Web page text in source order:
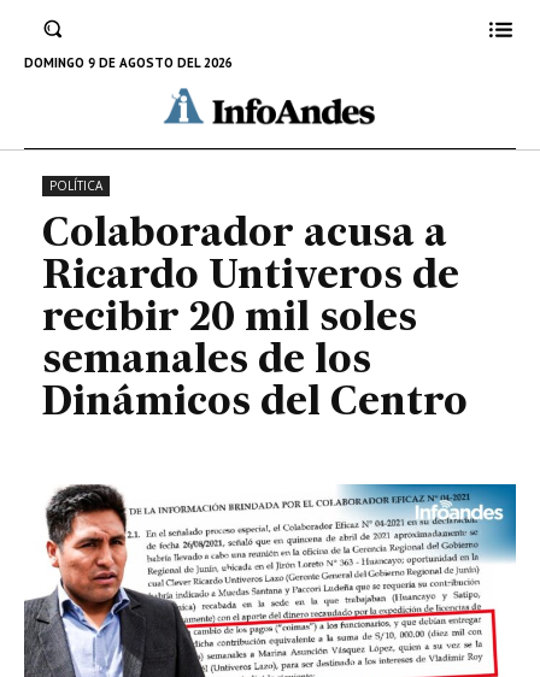
DOMINGO 9 DE AGOSTO DEL 2026
semanales de los Dinámicos del
Centro
27 DE OCTUBRE DE 2022
POLÍTICA
Colaborador acusa a
Ricardo Untiveros de
recibir 20 mil soles
semanales de los
Dinámicos del Centro